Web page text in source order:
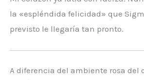
la «espléndida felicidad» que
previsto le llegaría tan pronto.
A diferencia del ambiente rosa del